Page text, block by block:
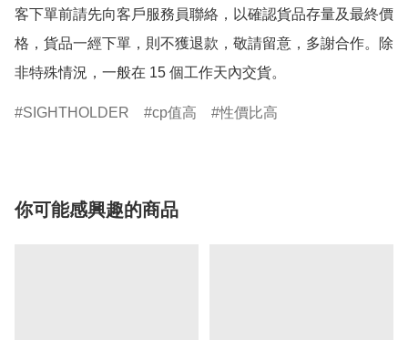
客下單前請先向客戶服務員聯絡，以確認貨品存量及最終價
格，貨品一經下單，則不獲退款，敬請留意，多謝合作。除
非特殊情況，一般在 15 個工作天內交貨。
SIGHTHOLDER cp值高 性價比高
你可能感興趣的商品